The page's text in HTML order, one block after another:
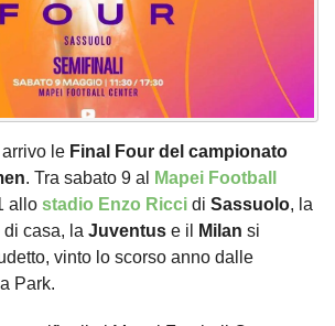
le Final Four del campionato
. Tra sabato 9 al
Mapei Football
allo stadio Enzo Ricci di Sassuolo, la
di casa, la Juventus e il Milan si
vinto lo scorso anno dalle
Park.